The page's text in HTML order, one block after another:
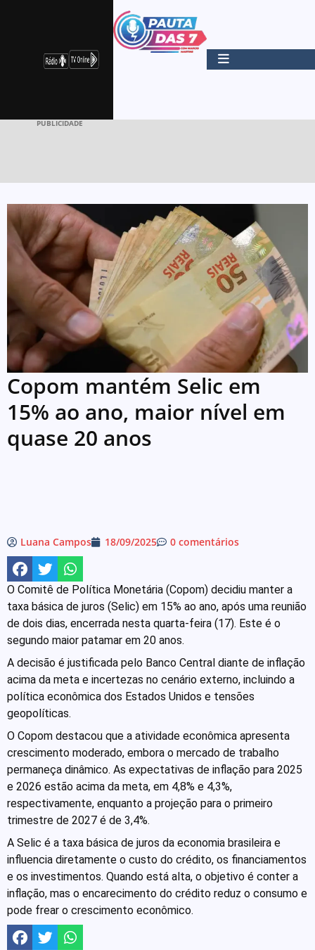
PUBLICIDADE
Copom mantém Selic em
15% ao ano, maior nível em
quase 20 anos
Luana Campos 18/09/2025 0 comentários
O Comitê de Política Monetária (Copom) decidiu manter a
taxa básica de juros (Selic) em 15% ao ano, após uma reunião
de dois dias, encerrada nesta quarta-feira (17). Este é o
segundo maior patamar em 20 anos.
A decisão é justificada pelo Banco Central diante de inflação
acima da meta e incertezas no cenário externo, incluindo a
política econômica dos Estados Unidos e tensões
geopolíticas.
O Copom destacou que a atividade econômica apresenta
crescimento moderado, embora o mercado de trabalho
permaneça dinâmico. As expectativas de inflação para 2025
e 2026 estão acima da meta, em 4,8% e 4,3%,
respectivamente, enquanto a projeção para o primeiro
trimestre de 2027 é de 3,4%.
A Selic é a taxa básica de juros da economia brasileira e
influencia diretamente o custo do crédito, os financiamentos
e os investimentos. Quando está alta, o objetivo é conter a
inflação, mas o encarecimento do crédito reduz o consumo e
pode frear o crescimento econômico.